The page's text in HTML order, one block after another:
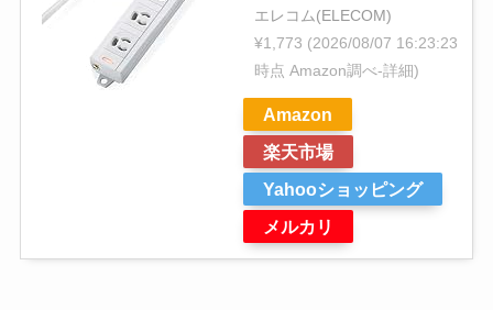
エレコム(ELECOM)
¥1,773 (2026/08/07 16:23:23
時点 Amazon調べ-詳細)
Amazon
楽天市場
Yahooショッピング
メルカリ